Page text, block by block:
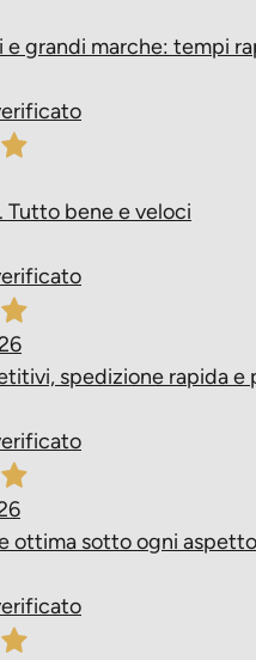
grandi marche: tempi
Tutto bene e veloci
spedizione rapida
ottima sotto ogni aspetto